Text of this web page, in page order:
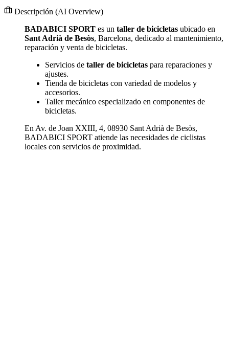
Descripción (AI Overview)
BADABICI SPORT es un taller de bicicletas ubicado en
Sant Adrià de Besòs, Barcelona, dedicado al mantenimiento,
reparación y venta de bicicletas.
Servicios de taller de bicicletas para reparaciones y
ajustes.
Tienda de bicicletas con variedad de modelos y
accesorios.
Taller mecánico especializado en componentes de
bicicletas.
En Av. de Joan XXIII, 4, 08930 Sant Adrià de Besòs,
BADABICI SPORT atiende las necesidades de ciclistas
locales con servicios de proximidad.